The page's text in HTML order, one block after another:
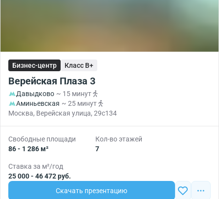
Бизнес-центр Класс B+
Верейская Плаза 3
Давыдково ~ 15 минут
Аминьевская ~ 25 минут
Москва, Верейская улица, 29с134
Свободные площади
86 - 1 286 м²
Кол-во этажей
7
Ставка за м²/год
25 000 - 46 472 руб.
Скачать презентацию